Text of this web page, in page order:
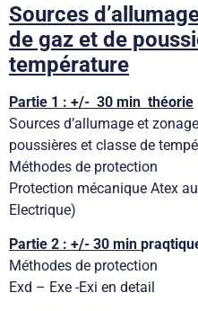
Sources
de gaz et de
température
Partie 1 : +/- 30 min théorie
Sources d’allumage et
poussières et classe de
Méthodes de protection
Protection mécanique Atex
Electrique)
Partie 2 : +/- 30 min
Méthodes de protection
Exd – Exe -Exi en detail